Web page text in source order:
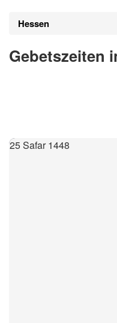
Hessen
Gebetszeiten
25 Safar 1448